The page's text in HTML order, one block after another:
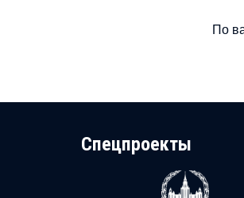
По
Cпецпроекты